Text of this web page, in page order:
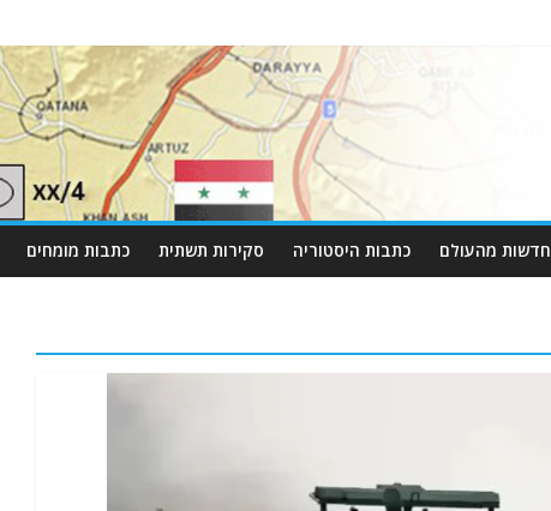
חדשות מהעולם כתבות היסטוריה סקירות תשתית כתבות מומחים